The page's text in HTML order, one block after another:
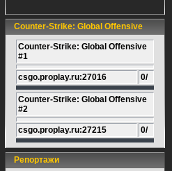
Counter-Strike: Global Offensive
Counter-Strike: Global Offensive
#1
csgo.proplay.ru:27016 0/
Counter-Strike: Global Offensive
#2
csgo.proplay.ru:27215 0/
Репортажи